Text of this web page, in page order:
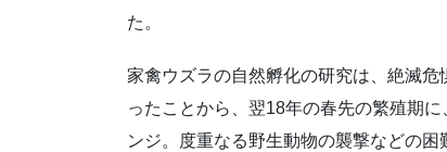
た。
家禽ウズラの自然孵化の研究は、絶滅
ったことから、翌18年の春先の繁殖期
ンジ。度重なる野生動物の襲撃などの